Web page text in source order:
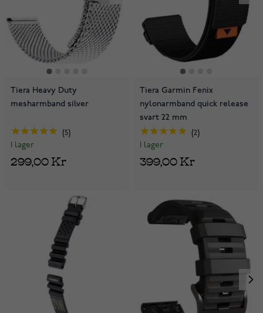
Tiera Heavy Duty
mesharmband silver
5
I lager
299,00 Kr
Tiera Garmin Fenix
nylonarmband quick release
svart 22 mm
2
I lager
399,00 Kr